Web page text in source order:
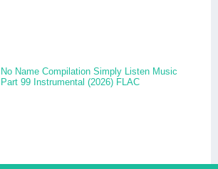
No Name Compilation Simply Listen Music
Part 99 Instrumental (2026) FLAC